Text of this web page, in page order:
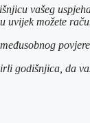
vašeg
uvijek možete
godišnjica, da